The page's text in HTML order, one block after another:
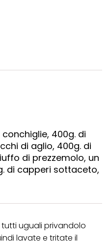
400g. di
di aglio, 400g. di
di prezzemolo, un
di capperi sottaceto,
uguali privandolo
lavate e tritate il